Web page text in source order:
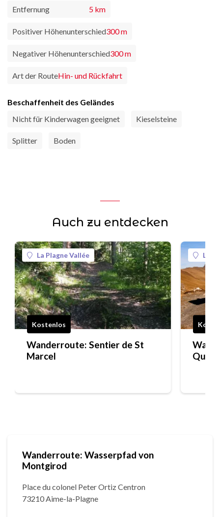
Entfernung 5 km
Positiver Höhenunterschied300 m
Negativer Höhenunterschied300 m
Art der RouteHin- und Rückfahrt
Beschaffenheit des Geländes
Nicht für Kinderwagen geeignet
Kieselsteine
Splitter Boden
Auch zu entdecken
La Plagne Vallée
Kostenlos
Wanderroute: Sentier de St
Marcel
La
Wanderroute: Wasserpfad von
Montgirod
Place du colonel Peter Ortiz Centron
73210 Aime-la-Plagne